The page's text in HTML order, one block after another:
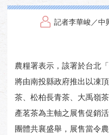
記者李華峻／中
農糧署表示，該署於台北
將由南投縣政府推出以凍
茶、松柏長青茶、大禹嶺
產茗茶為主軸之展售促銷
團體共襄盛舉，展售當令